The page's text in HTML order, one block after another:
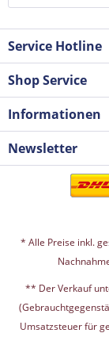
Service Hotline
Shop Service
Informationen
Newsletter
* Alle Preise inkl.
** Der Verkauf
Umsatzsteuer für